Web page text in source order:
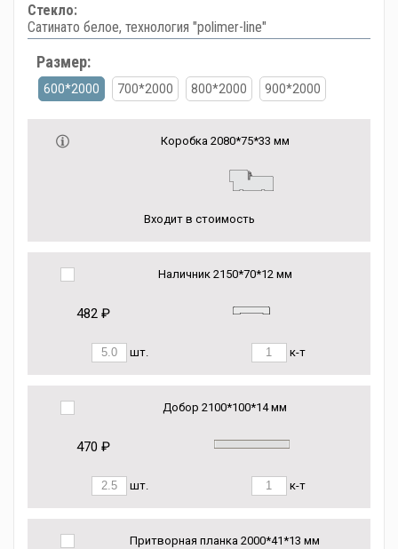
Стекло:
Сатинато белое, технология "polimer-line"
Размер:
600*2000 700*2000 800*2000 900*2000
Коробка 2080*75*33 мм
Входит в стоимость
Наличник 2150*70*12 мм
482 ₽
шт. к-т
Добор 2100*100*14 мм
470 ₽
шт. к-т
Притворная планка 2000*41*13 мм